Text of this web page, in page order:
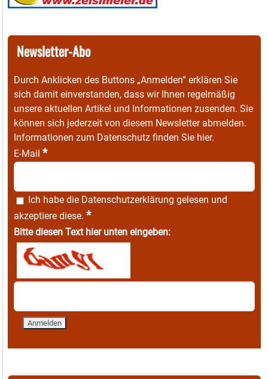
Newsletter-Abo
Durch Anklicken des Buttons „Anmelden“ erklären Sie
sich damit einverstanden, dass wir Ihnen regelmäßig
unsere aktuellen Artikel und Informationen zusenden. Sie
können sich jederzeit von diesem Newsletter abmelden.
Informationen zum Datenschutz finden Sie hier.
E-Mail *
Ich habe die Datenschutzerklärung gelesen und
akzeptiere diese. *
Bitte diesen Text hier unten eingeben: